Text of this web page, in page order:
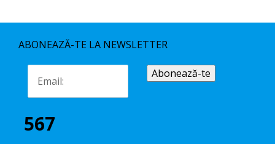
ABONEAZĂ-TE LA NEWSLETTER
567